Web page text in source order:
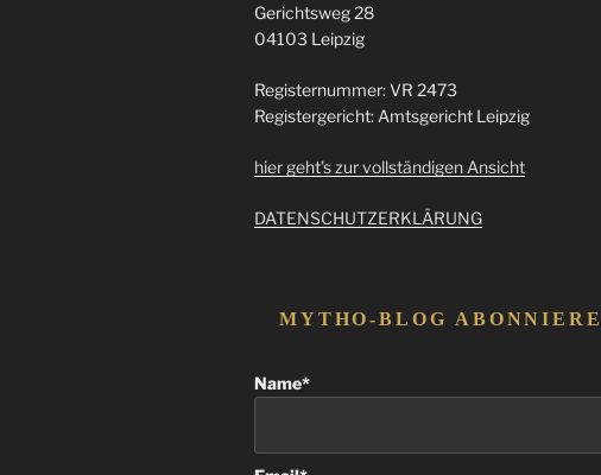
Gerichtsweg 28
04103 Leipzig
Registernummer: VR 2473
Registergericht: Amtsgericht Leipzig
hier geht’s zur vollständigen Ansicht
DATENSCHUTZERKLÄRUNG
MYTHO-BLOG
Name*